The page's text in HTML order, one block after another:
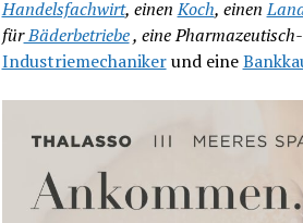
Handelsfachwirt, einenKoch, einen
fürBäderbetriebe, eine
Industriemechanikerund eine